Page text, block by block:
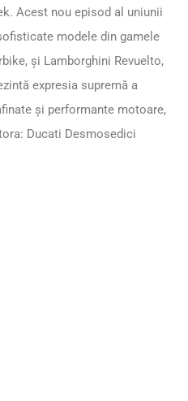
Acest nou episod al uniunii
modele din gamele
și Lamborghini Revuelto,
expresia supremă a
și performante motoare,
Ducati Desmosedici